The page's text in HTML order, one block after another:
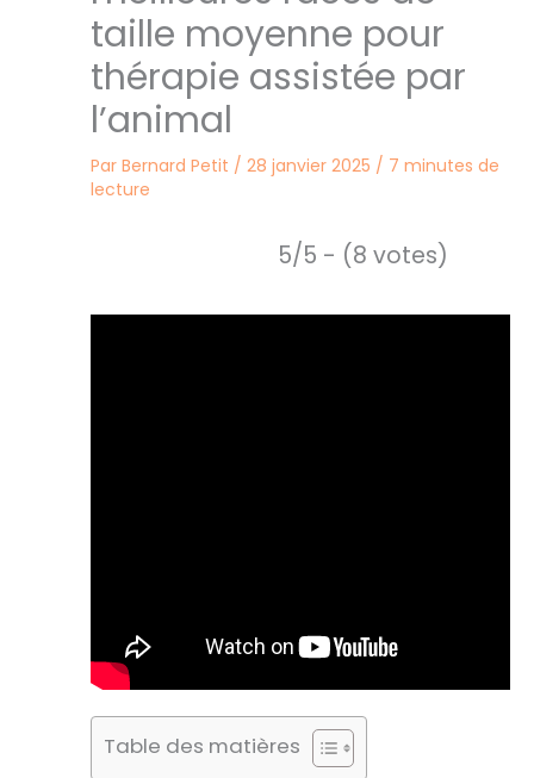
taille moyenne pour
thérapie assistée par
l’animal
Par Bernard Petit / 28 janvier 2025 / 7 minutes de
lecture
5/5 - (8 votes)
Table des matières